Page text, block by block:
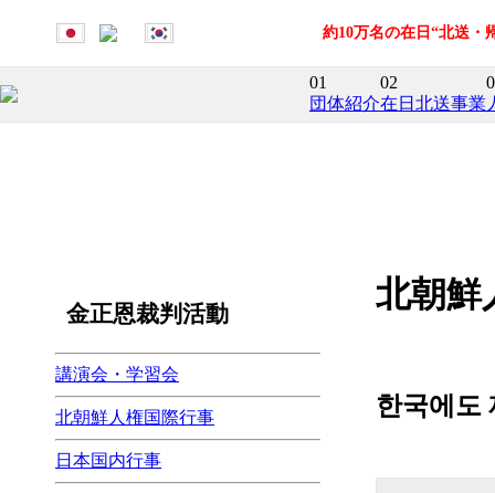
約10万名の在日“北送・
01
団体紹介
02
在日北送事業
金正恩裁判活動
講演会・学習会
北朝鮮人権国際行事
日本国内行事
北朝鮮
한국에도